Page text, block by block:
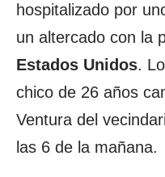
hospitalizado por
un altercado con la
Estados Unidos.
chico de 26 años
Ventura del
las 6 de la mañana.